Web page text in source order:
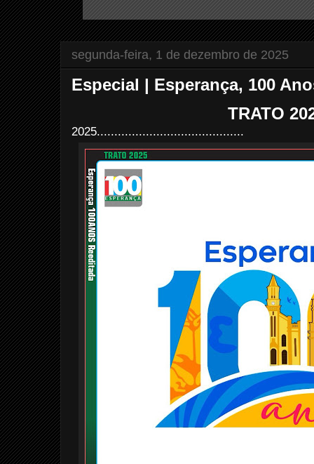
segunda-feira, 1 de dezembro de 2025
Especial | Esperança, 100
TRATO
2025..........................................